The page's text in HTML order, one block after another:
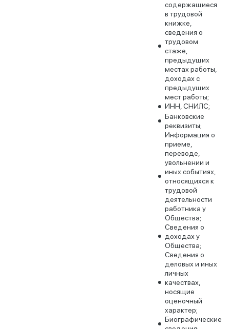
содержащиеся
в трудовой
книжке,
сведения о
трудовом
стаже,
предыдущих
местах работы,
доходах с
предыдущих
мест работы;
ИНН, СНИЛС;
Банковские
реквизиты;
Информация о
приеме,
переводе,
увольнении и
иных событиях,
относящихся к
трудовой
деятельности
работника у
Общества;
Сведения о
доходах у
Общества;
Сведения о
деловых и иных
личных
качествах,
носящие
оценочный
характер;
Биографические